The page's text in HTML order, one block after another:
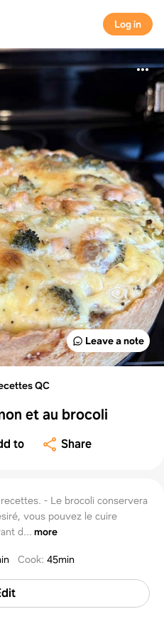
Log in
Log in
Leave a note
QC
et au brocoli
to Share
- Le brocoli conservera
vous pouvez le cuire
d... more
Cook: 45min